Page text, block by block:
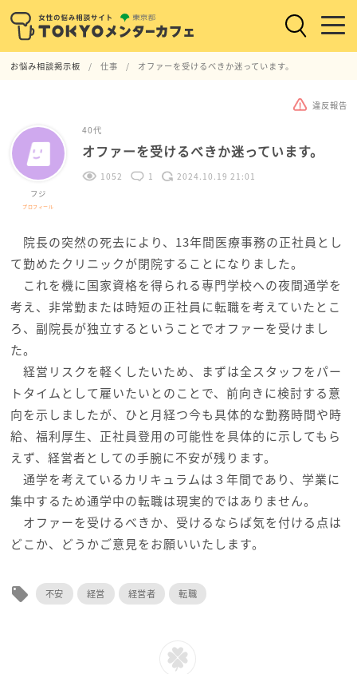
お悩み相談掲示板 仕事 オファーを受けるべきか迷っています。
違反報告
フジ
プロフィール
40代
オファーを受けるべきか迷っています。
1052 1 2024.10.19 21:01
院長の突然の死去により、13年間医療事務の正社員とし
て勤めたクリニックが閉院することになりました。
これを機に国家資格を得られる専門学校への夜間通学を
考え、非常勤または時短の正社員に転職を考えていたとこ
ろ、副院長が独立するということでオファーを受けまし
た。
経営リスクを軽くしたいため、まずは全スタッフをパー
トタイムとして雇いたいとのことで、前向きに検討する意
向を示しましたが、ひと月経つ今も具体的な勤務時間や時
給、福利厚生、正社員登用の可能性を具体的に示してもら
えず、経営者としての手腕に不安が残ります。
通学を考えているカリキュラムは３年間であり、学業に
集中するため通学中の転職は現実的ではありません。
オファーを受けるべきか、受けるならば気を付ける点は
どこか、どうかご意見をお願いいたします。
local_offer 不安 経営 経営者 転職